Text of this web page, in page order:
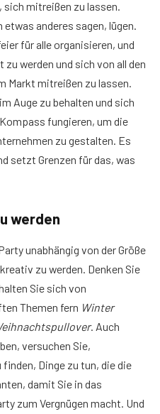
mitreißen zu lassen.
anderes sagen, lügen.
für alle organisieren, und
werden und sich von all den
Markt mitreißen zu lassen.
Auge zu behalten und sich
fungieren, um die
zu gestalten. Es
setzt Grenzen für das, was
werden
unabhängig von der Größe
zu werden. Denken Sie
Sie sich von
Themen fern Winter
. Auch
versuchen Sie,
Dinge zu tun, die die
damit Sie in das
zum Vergnügen macht. Und